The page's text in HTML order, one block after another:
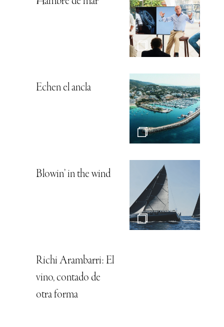
Echen el ancla
Blowin’ in the wind
Richi Arambarri: El
vino, contado de
otra forma